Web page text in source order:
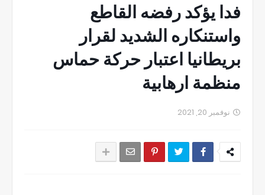
فدا يؤكد رفضه القاطع
واستنكاره الشديد لقرار
بريطانيا اعتبار حركة حماس
منظمة ارهابية
نوفمبر 20, 2021